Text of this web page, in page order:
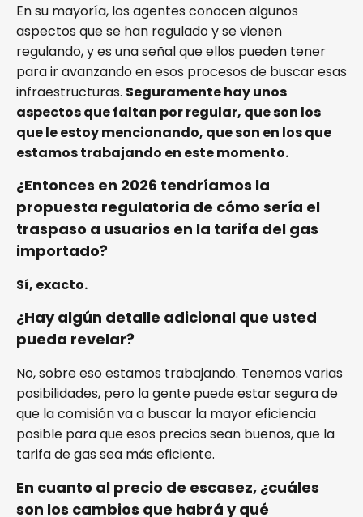
En su mayoría, los agentes conocen algunos
aspectos que se han regulado y se vienen
regulando, y es una señal que ellos pueden tener
para ir avanzando en esos procesos de buscar esas
infraestructuras. Seguramente hay unos
aspectos que faltan por regular, que son los
que le estoy mencionando, que son en los que
estamos trabajando en este momento.
¿Entonces en 2026 tendríamos la
propuesta regulatoria de cómo sería el
traspaso a usuarios en la tarifa del gas
importado?
Sí, exacto.
¿Hay algún detalle adicional que usted
pueda revelar?
No, sobre eso estamos trabajando. Tenemos varias
posibilidades, pero la gente puede estar segura de
que la comisión va a buscar la mayor eficiencia
posible para que esos precios sean buenos, que la
tarifa de gas sea más eficiente.
En cuanto al precio de escasez, ¿cuáles
son los cambios que habrá y qué